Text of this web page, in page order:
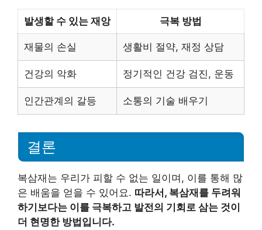
발생할 수 있는 재앙 극복 방법
재물의 손실 생활비 절약, 재정 상담
건강의 악화 정기적인 건강 검진, 운동
인간관계의 갈등 소통의 기술 배우기
결론
복삼재는 우리가 피할 수 없는 일이며, 이를 통해 많
은 배움을 얻을 수 있어요. 따라서, 복삼재를 두려워
하기보다는 이를 극복하고 발전의 기회로 삼는 것이
더 현명한 방법입니다.